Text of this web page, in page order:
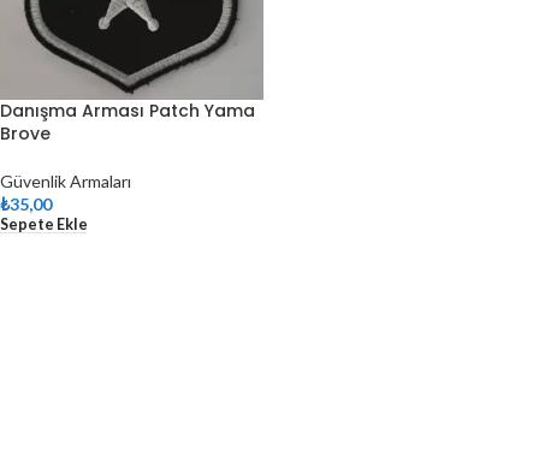
Danışma Arması Patch Yama
Brove
Güvenlik Armaları
₺35,00
Sepete Ekle